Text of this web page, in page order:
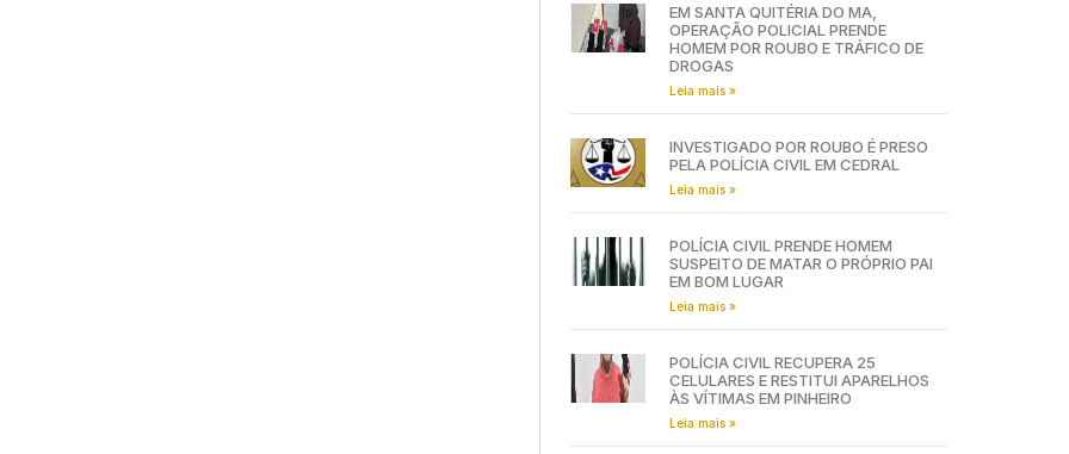
EM SANTA QUITÉRIA DO MA,
OPERAÇÃO POLICIAL PRENDE
HOMEM POR ROUBO E TRÁFICO DE
DROGAS
Leia mais »
INVESTIGADO POR ROUBO É PRESO
PELA POLÍCIA CIVIL EM CEDRAL
Leia mais »
POLÍCIA CIVIL PRENDE HOMEM
SUSPEITO DE MATAR O PRÓPRIO PAI
EM BOM LUGAR
Leia mais »
POLÍCIA CIVIL RECUPERA 25
CELULARES E RESTITUI APARELHOS
ÀS VÍTIMAS EM PINHEIRO
Leia mais »